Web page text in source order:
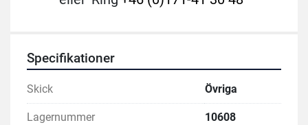
Specifikationer
Skick Övriga
Lagernummer 10608